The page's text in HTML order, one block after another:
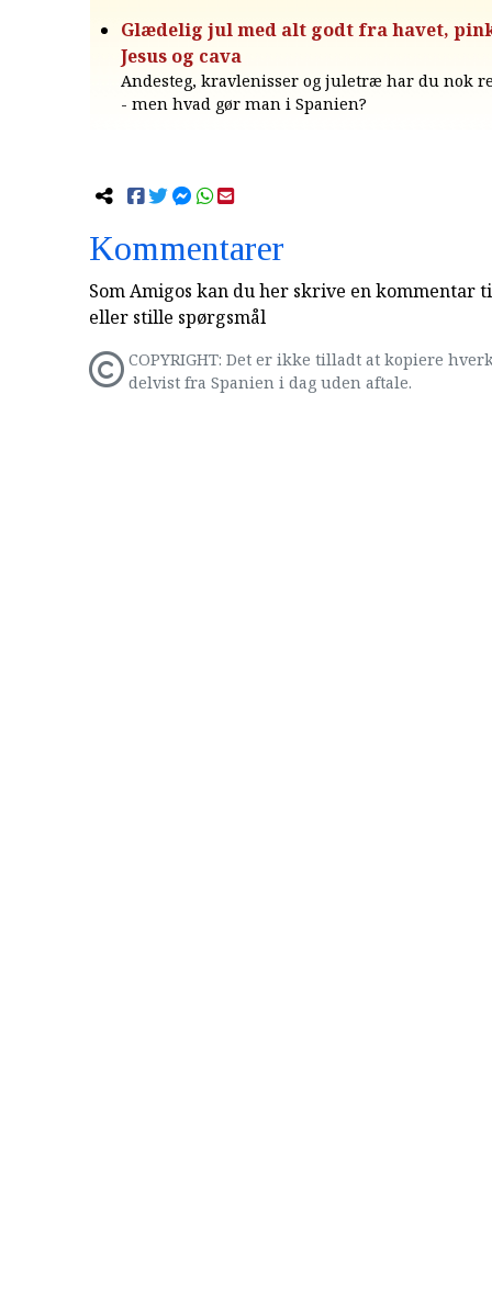
Glædelig jul med alt godt fra havet,
Jesus og cava
Andesteg, kravlenisser og juletræ har du nok
- men hvad gør man i Spanien?
Kommentarer
Som Amigos kan du her skrive en kommentar
eller stille spørgsmål
COPYRIGHT: Det er ikke tilladt at kopiere
delvist fra Spanien i dag uden aftale.